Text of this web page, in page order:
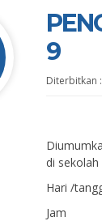
9
Diterbitkan :
di sekolah
Hari /
Jam :